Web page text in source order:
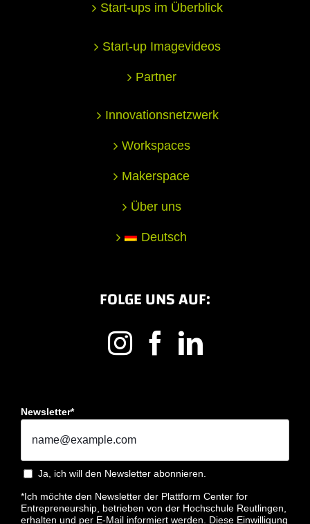
Start-ups im Überblick
Start-up Imagevideos
Partner
Innovationsnetzwerk
Workspaces
Makerspace
Über uns
Deutsch
FOLGE UNS AUF:
Newsletter*
Ja, ich will den Newsletter abonnieren.
*Ich möchte den Newsletter der Plattform Center for
Entrepreneurship, betrieben von der Hochschule Reutlingen,
erhalten und per E-Mail informiert werden. Diese Einwilligung